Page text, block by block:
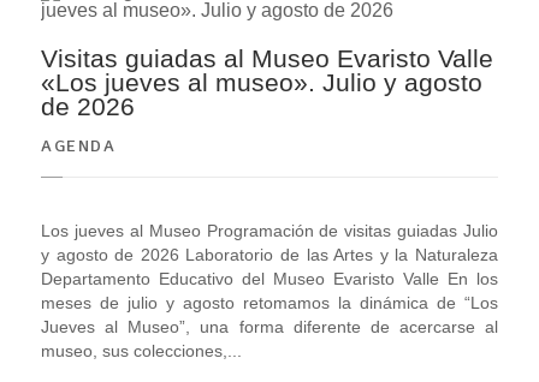
Visitas guiadas al Museo Evaristo Valle
«Los jueves al museo». Julio y agosto
de 2026
AGENDA
Los jueves al Museo Programación de visitas guiadas Julio
y agosto de 2026 Laboratorio de las Artes y la Naturaleza
Departamento Educativo del Museo Evaristo Valle En los
meses de julio y agosto retomamos la dinámica de “Los
Jueves al Museo”, una forma diferente de acercarse al
museo, sus colecciones,...